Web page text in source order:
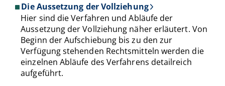
Die Aussetzung der Vollziehung
Hier sind die Verfahren und Abläufe der
Aussetzung der Vollziehung näher erläutert. Von
Beginn der Aufschiebung bis zu den zur
Verfügung stehenden Rechtsmitteln werden die
einzelnen Abläufe des Verfahrens detailreich
aufgeführt.